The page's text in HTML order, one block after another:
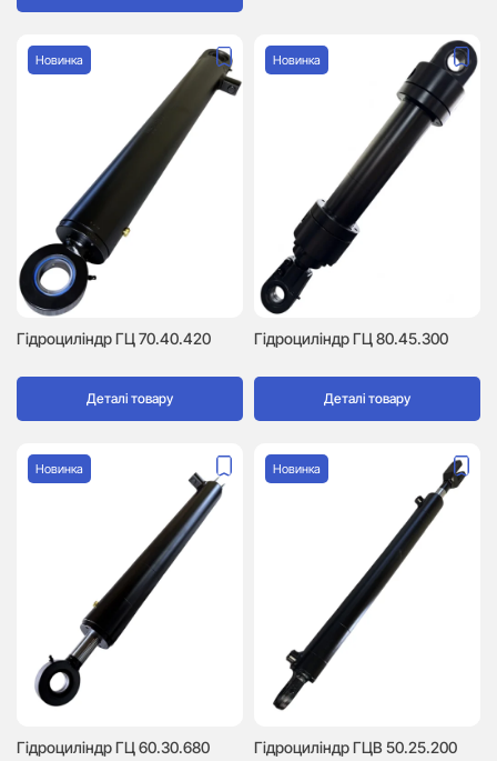
Гідроциліндр ГЦ 70.40.420
Деталі товару
Новинка
Гідроциліндр ГЦ 80.45.300
Деталі товару
Новинка
Гідроциліндр ГЦ 60.30.680
Новинка
Гідроциліндр ГЦВ 50.25.200
Новинка